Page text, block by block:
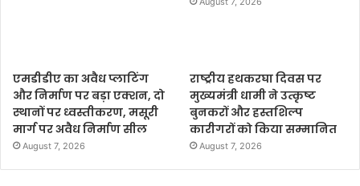
एमडीडीए का अवैध प्लाटिंग
और निर्माण पर बड़ा एक्शन, दो
स्थानों पर ध्वस्तीकरण, मसूरी
मार्ग पर अवैध निर्माण सील
August 7, 2026
राष्ट्रीय हथकरघा दिवस पर
मुख्यमंत्री धामी ने उत्कृष्ट
बुनकरों और हस्तशिल्प
कारीगरों को किया सम्मानित
August 7, 2026